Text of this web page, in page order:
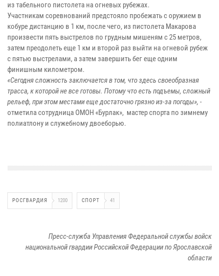
из табельного пистолета на огневых рубежах.
Участникам соревнований предстояло пробежать с оружием в
кобуре дистанцию в 1 км, после чего, из пистолета Макарова
произвести пять выстрелов по грудным мишеням с 25 метров,
затем преодолеть еще 1 км и второй раз выйти на огневой рубеж
с пятью выстрелами, а затем завершить бег еще одним
финишным километром.
«Сегодня сложность заключается в том, что здесь своеобразная
трасса, к которой не все готовы. Потому что есть подъемы, сложный
рельеф, при этом местами еще достаточно грязно из-за погоды», -
отметила сотрудница ОМОН «Бурлак», мастер спорта по зимнему
полиатлону и служебному двоеборью.
РОСГВАРДИЯ 1200 СПОРТ 41
Пресс-служба Управления Федеральной службы войск
национальной гвардии Российской Федерации по Ярославской
области